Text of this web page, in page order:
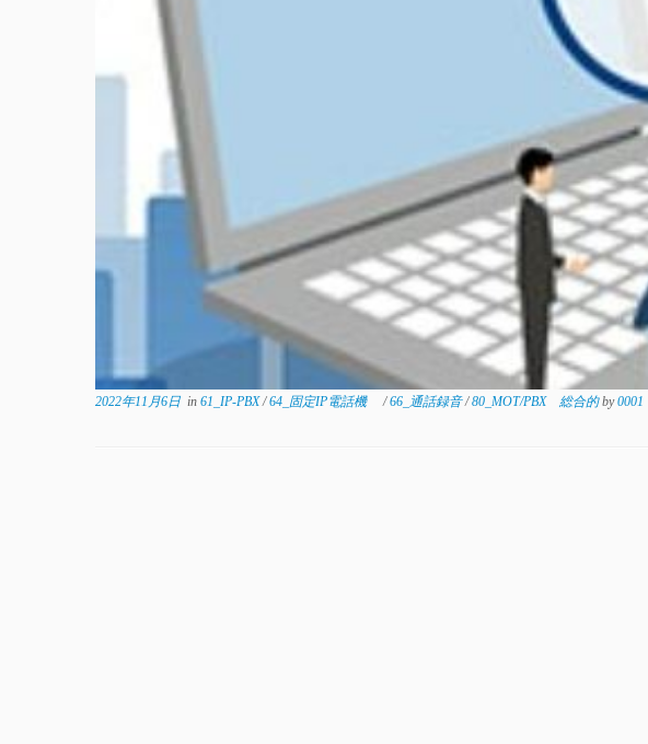
2022年11月6日 in 61_IP-PBX/64_固定IP電話機/66_通話録音/80_MOT/PBX 総合的by0001